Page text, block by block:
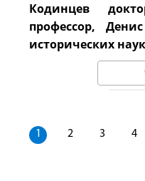
Кодинцев
профессор,
исторических
1 2 3 4